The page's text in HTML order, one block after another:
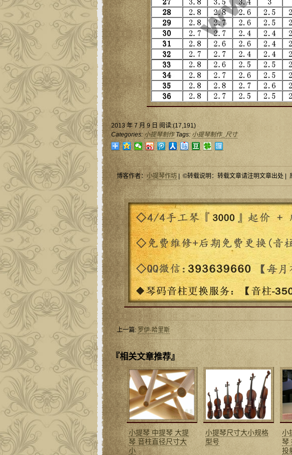
2013 年 7 月 9 日 阅读:(17,191)
Categories: 小提琴制作Tags: 小提琴制作_尺寸
博客作者：小提琴作坊 | ©转载说明：转载文章请注明文章出处 |
上一篇: 罗伊·哈里斯
『相关文章推荐』
小提琴 中提琴 大提
琴 音柱直径尺寸大
小
小提琴尺寸大小规格
型号
小
琴
投